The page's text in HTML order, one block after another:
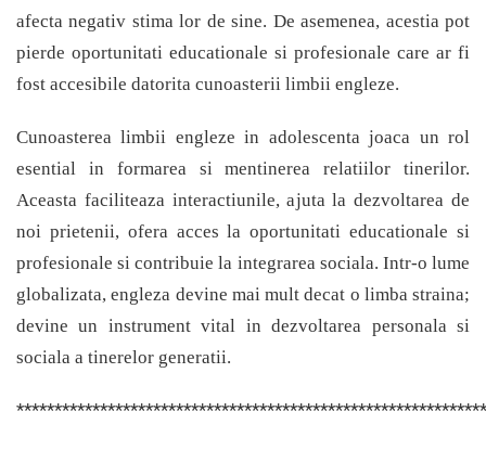
afecta negativ stima lor de sine. De asemenea, acestia pot
pierde oportunitati educationale si profesionale care ar fi
fost accesibile datorita cunoasterii limbii engleze.
Cunoasterea limbii engleze in adolescenta joaca un rol
esential in formarea si mentinerea relatiilor tinerilor.
Aceasta faciliteaza interactiunile, ajuta la dezvoltarea de
noi prietenii, ofera acces la oportunitati educationale si
profesionale si contribuie la integrarea sociala. Intr-o lume
globalizata, engleza devine mai mult decat o limba straina;
devine un instrument vital in dezvoltarea personala si
sociala a tinerelor generatii.